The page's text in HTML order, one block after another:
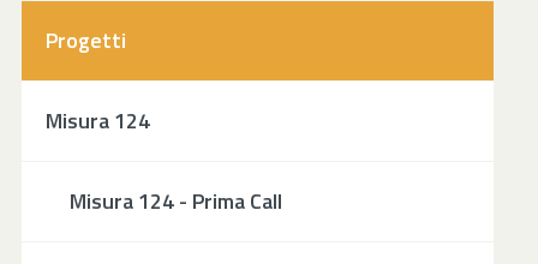
Progetti
Misura 124
Misura 124 - Prima Call